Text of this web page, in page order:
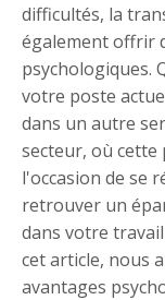
difficultés, la
également offrir
psychologiques.
votre poste
dans un autre
secteur, où
l'occasion de se
retrouver un
dans votre
cet article, nous
avantages